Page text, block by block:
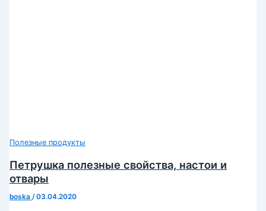
Полезные продукты
Петрушка полезные свойства, настои и
отвары
boska /03.04.2020